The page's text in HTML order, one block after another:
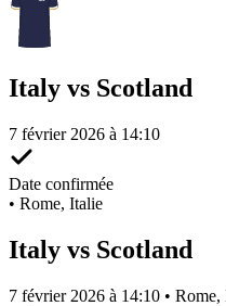
Italy vs Scotland
7 février 2026 à 14:10
Date confirmée
• Rome, Italie
Italy vs Scotland
7 février 2026 à 14:10 • Rome,